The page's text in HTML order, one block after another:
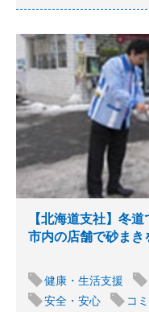
【北海道支社】冬
市内の店舗で砂まき
健康・生活支援
安全・安心
コ